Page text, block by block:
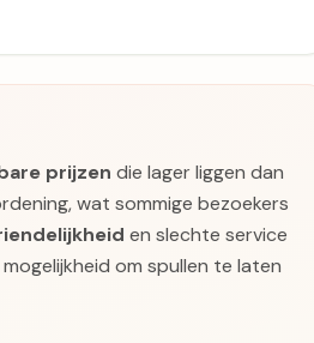
prijzen die lager liggen dan
wat sommige bezoekers
en slechte service
om spullen te laten